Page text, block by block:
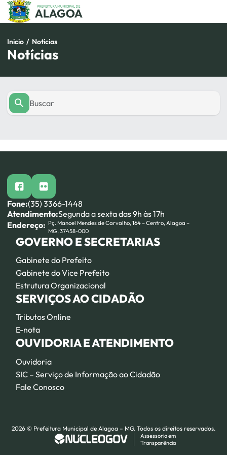
Pular
para
conteúdo
Inicio / Notícias
Notícias
facebookflickr
Fone:(35) 3366-1448
Atendimento:Segunda a sexta das 9h às 17h
Endereço: Pç. Manoel Mendes de Carvalho, 164 – Centro, Alagoa –
MG, 37458-000
GOVERNO E SECRETARIAS
Gabinete do Prefeito
Gabinete do Vice Prefeito
Estrutura Organizacional
SERVIÇOS AO CIDADÃO
Tributos Online
E-nota
OUVIDORIA E ATENDIMENTO
Ouvidoria
SIC – Serviço de Informação ao Cidadão
Fale Conosco
2026 © Prefeitura Municipal de Alagoa – MG. Todos os direitos reservados.
Assessoria em
Transparência